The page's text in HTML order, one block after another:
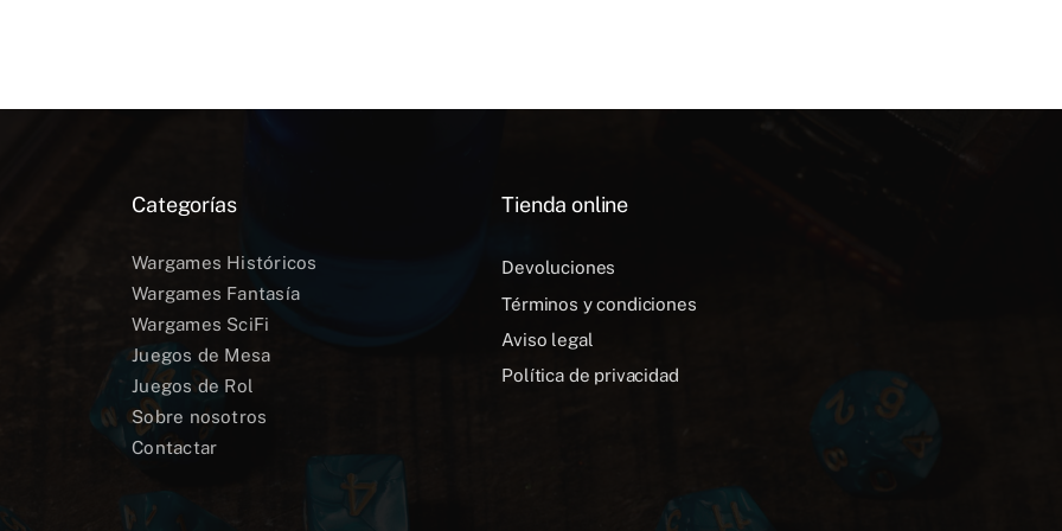
Categorías
Wargames Históricos
Wargames Fantasía
Wargames SciFi
Juegos de Mesa
Juegos de Rol
Sobre nosotros
Contactar
Tienda online
Devoluciones
Términos y condiciones
Aviso legal
Política de privacidad